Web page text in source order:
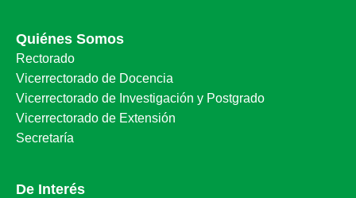
Quiénes Somos
Rectorado
Vicerrectorado de Docencia
Vicerrectorado de Investigación y Postgrado
Vicerrectorado de Extensión
Secretaría
De Interés